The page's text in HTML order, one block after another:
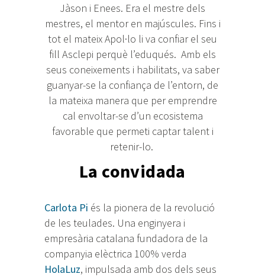
Jàson i Enees. Era el mestre dels
mestres, el mentor en majúscules. Fins i
tot el mateix Apol·lo li va confiar el seu
fill Asclepi perquè l’eduqués. Amb els
seus coneixements i habilitats, va saber
guanyar-se la confiança de l’entorn, de
la mateixa manera que per emprendre
cal envoltar-se d’un ecosistema
favorable que permeti captar talent i
retenir-lo.
La convidada
Carlota Pi és la pionera de la revolució
de les teulades. Una enginyera i
empresària catalana fundadora de la
companyia elèctrica 100% verda
HolaLuz, impulsada amb dos dels seus